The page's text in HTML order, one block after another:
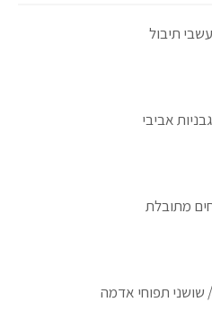
תיבול
אביבי
מתובלת
שושני תפוחי אדמה